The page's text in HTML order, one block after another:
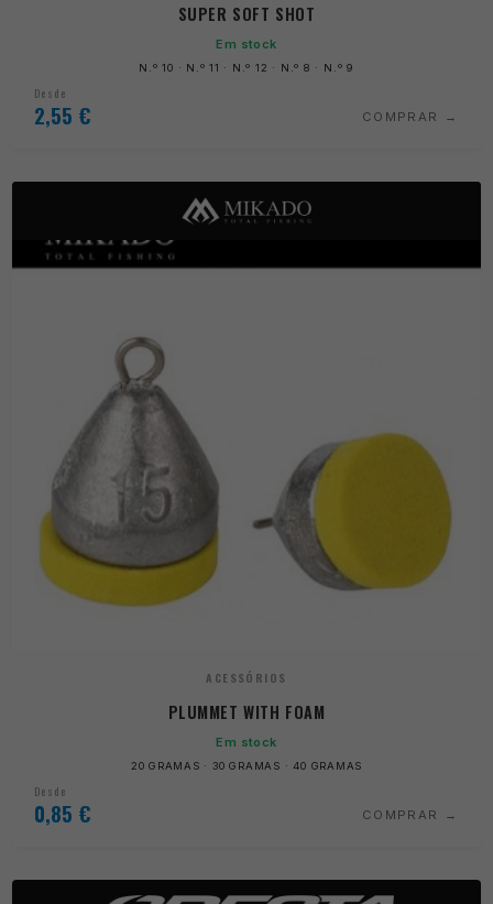
SUPER SOFT SHOT
Em stock
N.º 10 · N.º 11 · N.º 12 · N.º 8 · N.º 9
Desde
2,55 € COMPRAR
ACESSÓRIOS
PLUMMET WITH FOAM
Em stock
20 GRAMAS · 30 GRAMAS · 40 GRAMAS
Desde
0,85 € COMPRAR